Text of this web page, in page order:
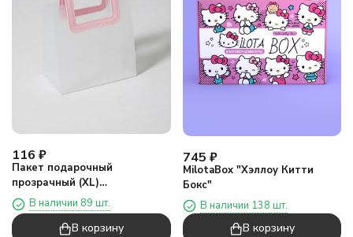
116 ₽
Пакет подарочный
прозрачный (XL)
"Квадратная ручка четыре",
вертикальный, розовый
(32*26*12)
В наличии 89 шт.
В корзину
745 ₽
MilotaBox "Хэллоу Китти
Бокс"
В наличии 138 шт.
В корзину